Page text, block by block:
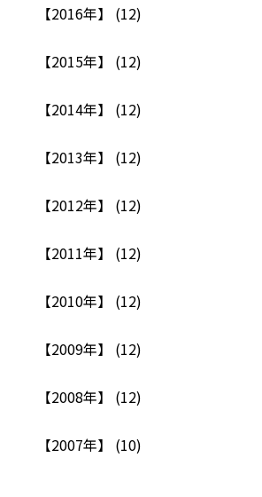
【2016年】 (12)
【2015年】 (12)
【2014年】 (12)
【2013年】 (12)
【2012年】 (12)
【2011年】 (12)
【2010年】 (12)
【2009年】 (12)
【2008年】 (12)
【2007年】 (10)